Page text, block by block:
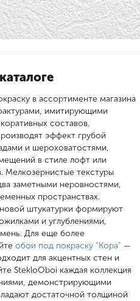
в ассортименте магазина
имитирующими
составов.
эффект грубой
и шероховатостями,
в стиле лофт или
Мелкозернистые текстуры
заметными неровностями,
пространствах.
штукатурки формируют
и углублениями,
Для еще более
обои под покраску "Кора" —
для акцентных стен и
StekloOboi каждая коллекция
демонстрирующими
достаточной толщиной